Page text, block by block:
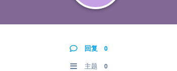
回复 0
主题 0